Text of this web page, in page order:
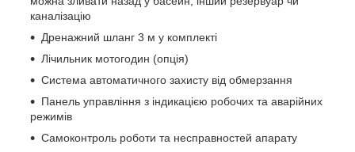
каналізацію
Дренажний шланг 3 м у комплекті
Лічильник мотогодин (опція)
Система автоматичного захисту від обмерзання
Панель управління з індикацією робочих та аварійних
режимів
Самоконтроль роботи та несправностей апарату